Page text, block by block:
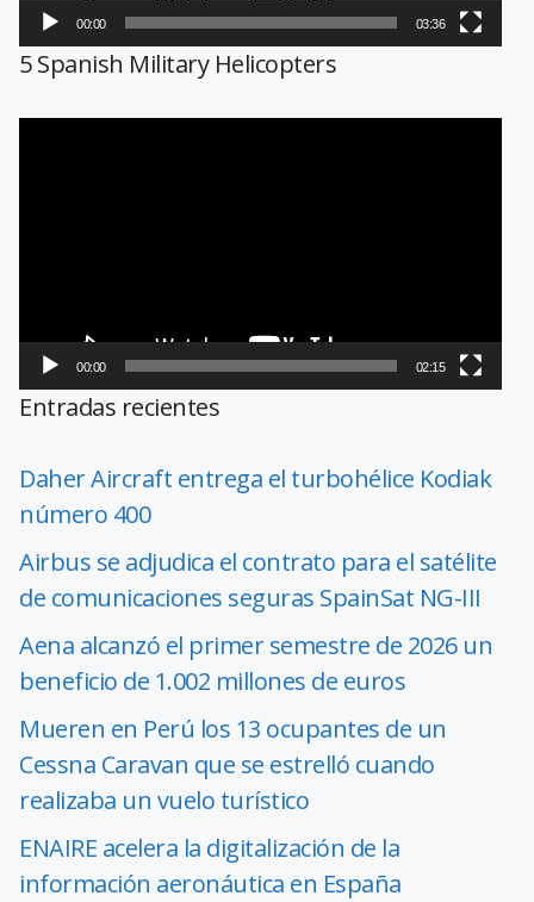
00:00 03:36
5 Spanish Military Helicopters
00:00 02:15
Entradas recientes
Daher Aircraft entrega el turbohélice Kodiak
número 400
Airbus se adjudica el contrato para el satélite
de comunicaciones seguras SpainSat NG-III
Aena alcanzó el primer semestre de 2026 un
beneficio de 1.002 millones de euros
Mueren en Perú los 13 ocupantes de un
Cessna Caravan que se estrelló cuando
realizaba un vuelo turístico
ENAIRE acelera la digitalización de la
información aeronáutica en España